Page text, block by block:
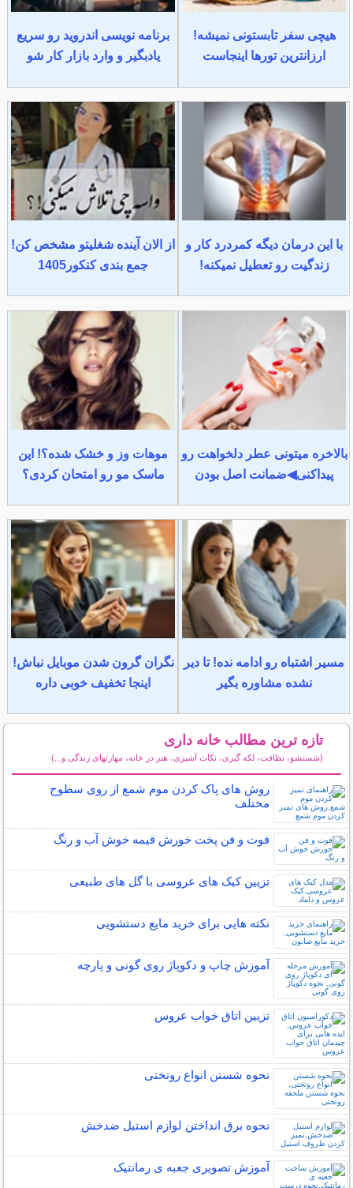
هیچی سفر تابستونی نمیشه!
ارزانترین تورها اینجاست
برنامه نویسی اندروید رو سریع
یادبگیر و وارد بازار کار شو
با این درمان دیگه کمردرد کار و
زندگیت رو تعطیل نمیکنه!
از الان آینده شغلیتو مشخص کن!
جمع بندی کنکور1405
بالاخره میتونی عطر دلخواهت رو
پیداکنی◀ضمانت اصل بودن
موهات وز و خشک شده؟! این
ماسک مو رو امتحان کردی؟
مسیر اشتباه رو ادامه نده! تا دیر
نشده مشاوره بگیر
نگران گرون شدن موبایل نباش!
اینجا تخفیف خوبی داره
تازه ترین مطالب خانه داری
(شستشو، نظافت، لکه گیری، نکات آشپزی، هنر در خانه، مهارتهای زندگی و...)
روش های پاک کردن موم شمع از روی سطوح
مختلف
فوت و فن پخت خورش قیمه خوش آب و رنگ
تزیین کیک های عروسی با گل های طبیعی
نکته هایی برای خرید مایع دستشویی
آموزش چاپ و دکوپاژ روی گونی و پارچه
تزیین اتاق خواب عروس
نحوه شستن انواع روتختی
نحوه برق انداختن لوازم استیل ضدخش
آموزش تصویری جعبه ی رمانتیک